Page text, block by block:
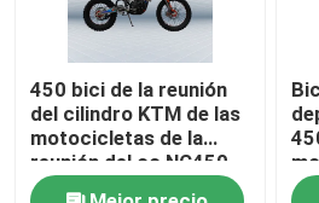
450 bici de la reunión
del cilindro KTM de las
motocicletas de la
reunión del cc NC450
sola